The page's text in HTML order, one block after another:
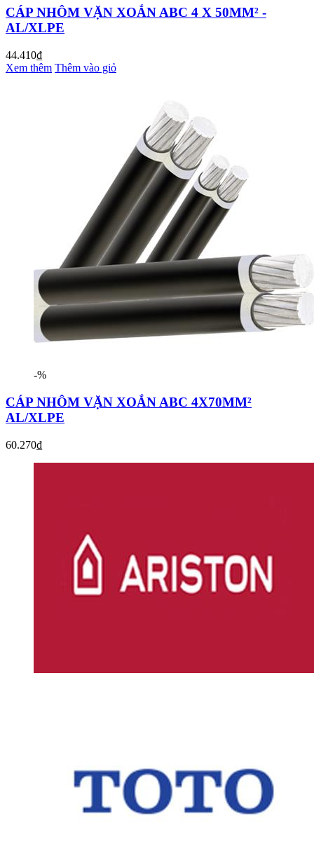
CÁP NHÔM VẶN XOẮN ABC 4 X 50MM² -
AL/XLPE
44.410₫
Xem thêm Thêm vào giỏ
-%
CÁP NHÔM VẶN XOẮN ABC 4X70MM²
AL/XLPE
60.270₫